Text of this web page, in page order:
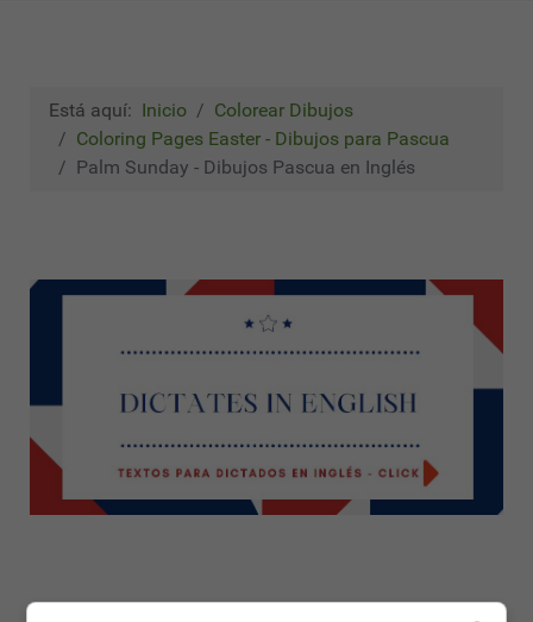
Está aquí: Inicio
Colorear Dibujos
Coloring Pages Easter - Dibujos para Pascua
Palm Sunday - Dibujos Pascua en Inglés